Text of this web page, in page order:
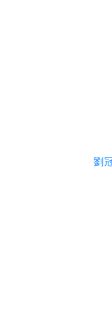
劉